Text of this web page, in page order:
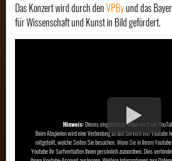
Das Konzert wird durch denVPByund das
für Wissenschaft und Kunst in Bild gefördert.
Hinweis:Dieses eingebettete Video wird von
Beim Abspielen wird eine Verbindung zu den Servern von Youtube
mitgeteilt, welche Seiten Sie besuchen. Wenn Sie in Ihrem
Youtube Ihr Surfverhalten Ihnen persönlich zuzuordnen. Dies